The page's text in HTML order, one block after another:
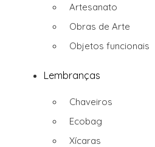
Artesanato
Obras de Arte
Objetos funcionais
Lembranças
Chaveiros
Ecobag
Xícaras